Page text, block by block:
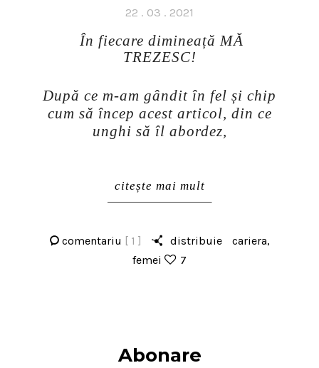
Posted
22 . 03 . 2021
În fiecare dimineață MĂ
TREZESC!
După ce m-am gândit în fel și chip
cum să încep acest articol, din ce
unghi să îl abordez,
citește mai mult
comentariu [ 1 ] distribuie cariera,
femei
7
Abonare